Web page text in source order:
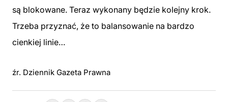
są blokowane. Teraz wykonany będzie kolejny krok.
Trzeba przyznać, że to balansowanie na bardzo
cienkiej linie…
źr. Dziennik Gazeta Prawna